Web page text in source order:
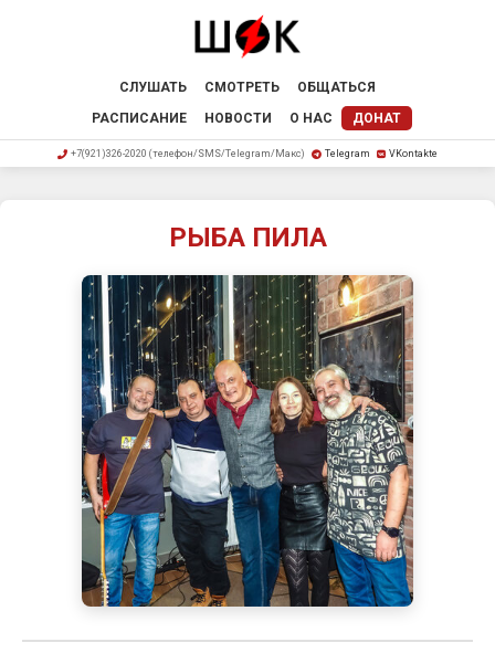
СЛУШАТЬ СМОТРЕТЬ
ОБЩАТЬСЯ
РАСПИСАНИЕ
НОВОСТИ О НАС ДОНАТ
+7(921)326-2020 (телефон/SMS/Telegram/Макс) Telegram VKontakte
РЫБА ПИЛА